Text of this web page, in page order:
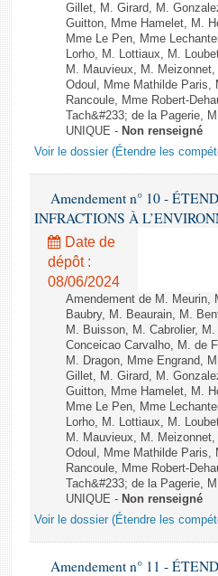
Gillet, M. Girard, M.
Guitton, Mme Hamelet, M.
Mme Le Pen, Mme
Lorho, M. Lottiaux, M.
M. Mauvieux, M.
Odoul, Mme Mathilde Paris,
Rancoule, Mme Robert-
Tach&#233; de la Pagerie,
UNIQUE - Non renseigné
Voir le dossier (Étendre les
Amendement n° 10 -
INFRACTIONS À
Date de
dépôt :
08/06/2024
Amendement de M. Meurin,
Baubry, M. Beaurain, M.
M. Buisson, M. Cabrolier,
Conceicao Carvalho, M. de
M. Dragon, Mme Engrand,
Gillet, M. Girard, M.
Guitton, Mme Hamelet, M.
Mme Le Pen, Mme
Lorho, M. Lottiaux, M.
M. Mauvieux, M.
Odoul, Mme Mathilde Paris,
Rancoule, Mme Robert-
Tach&#233; de la Pagerie,
UNIQUE - Non renseigné
Voir le dossier (Étendre les
Amendement n° 11 -